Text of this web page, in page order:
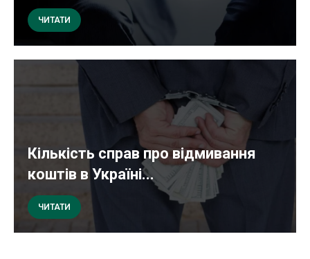
ЧИТАТИ
Кількість справ про відмивання
коштів в Україні...
ЧИТАТИ